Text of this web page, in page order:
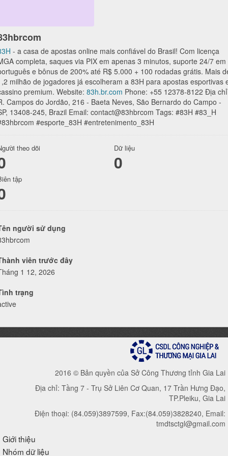
- a casa de apostas online mais confiável do Brasil! Com licença
completa, saques via PIX em apenas 3 minutos, suporte 24/7 em
e bônus de 200% até R$ 5.000 + 100 rodadas grátis. Mais
milhão de jogadores já escolheram a 83H para apostas esportivas
premium. Website: 83h.br.com Phone: +55 12378-8122 Địa
Campos do Jordão, 216 - Baeta Neves, São Bernardo do Campo -
13408-245, Brazil Email: contact@83hbrcom Tags: #83H #83_H
#esporte_83H #entretenimento_83H
theo dõi Dữ liệu
0
tập
người sử dụng
viên trước đây
1 12, 2026
trạng
2016 © Bản quyền của Sở Công Thương tỉnh Gia Lai
Địa chỉ: Tầng 7 - Trụ Sở Liên Cơ Quan, 17 Trần Hưng Đạo,
TP.Pleiku, Gia Lai
Điện thoại: (84.059)3897599, Fax:(84.059)3828240, Email:
tmdtsctgl@gmail.com
Giới thiệu
Nhóm dữ liệu